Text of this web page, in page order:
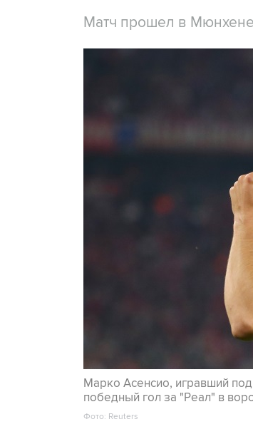
Матч прошел в Мюнхене,
Марко Асенсио, игравший
победный гол за "Реал" в
Фото: Reuters